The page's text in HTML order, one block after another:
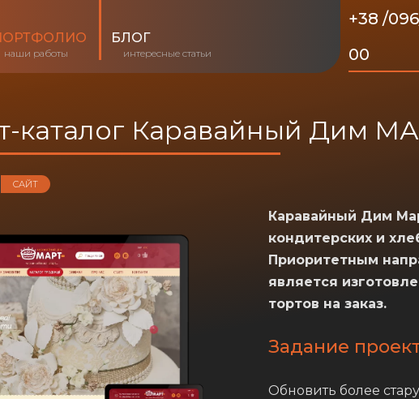
наши работы
БЛОГ
интересные статьи
+38 /
00
каталог Каравайный Дим
САЙТ
Каравайный Дим
кондитерских и
Приоритетным
является
тортов на заказ.
Задание
Обновить более